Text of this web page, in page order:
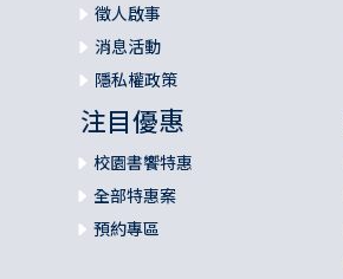
徵人啟事
消息活動
隱私權政策
注目優惠
校園書饗特惠
全部特惠案
預約專區